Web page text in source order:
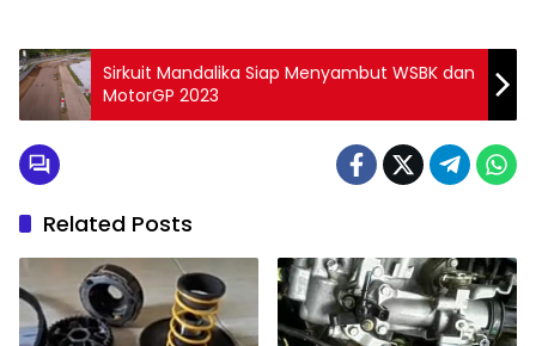
Sirkuit Mandalika Siap Menyambut WSBK dan
MotorGP 2023
Related Posts